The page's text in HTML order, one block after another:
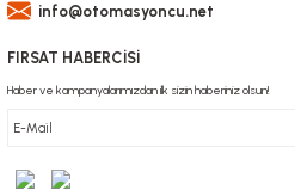
info@otomasyoncu.net
FIRSAT HABERCİSİ
Haber ve kampanyalarımızdan ilk sizin haberiniz olsun!